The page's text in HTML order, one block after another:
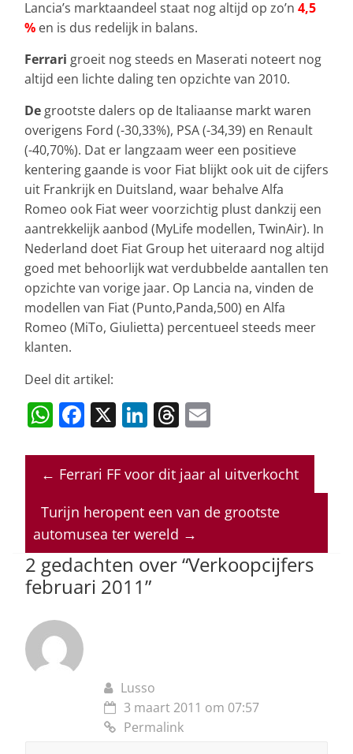
Lancia’s marktaandeel staat nog altijd op zo’n 4,5
% en is dus redelijk in balans.
Ferrari groeit nog steeds en Maserati noteert nog
altijd een lichte daling ten opzichte van 2010.
De grootste dalers op de Italiaanse markt waren
overigens Ford (-30,33%), PSA (-34,39) en Renault
(-40,70%). Dat er langzaam weer een positieve
kentering gaande is voor Fiat blijkt ook uit de cijfers
uit Frankrijk en Duitsland, waar behalve Alfa
Romeo ook Fiat weer voorzichtig plust dankzij een
aantrekkelijk aanbod (MyLife modellen, TwinAir). In
Nederland doet Fiat Group het uiteraard nog altijd
goed met behoorlijk wat verdubbelde aantallen ten
opzichte van vorige jaar. Op Lancia na, vinden de
modellen van Fiat (Punto,Panda,500) en Alfa
Romeo (MiTo, Giulietta) percentueel steeds meer
klanten.
Deel dit artikel:
W
at
s
A
p
p
F
c
e
b
o
o
k
X Li
k
e
dI
n
T
re
a
d
s
ai
l
← Ferrari FF voor dit jaar al uitverkocht
Turijn heropent een van de grootste
automusea ter wereld →
2 gedachten over “Verkoopcijfers
februari 2011”
Lusso
3 maart 2011 om 07:57
Permalink